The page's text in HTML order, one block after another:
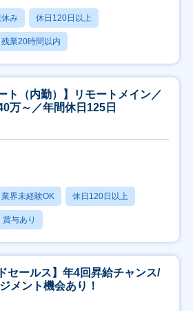
み 休日120日以上
残業20時間以内
ト（内勤）】リモートメイン／
万～／年間休日125日
界未経験OK 休日120日以上
賞与あり
セールス】年4回昇給チャンス/
メント機会あり！